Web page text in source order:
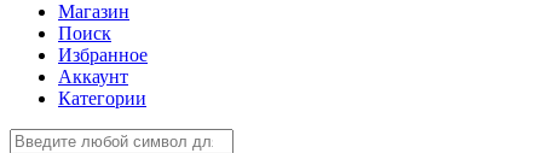
Магазин
Поиск
Избранное
Аккаунт
Категории